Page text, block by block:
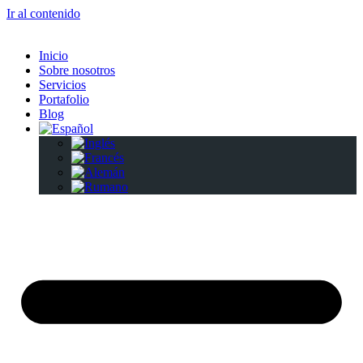
Ir al contenido
Inicio
Sobre nosotros
Servicios
Portafolio
Blog